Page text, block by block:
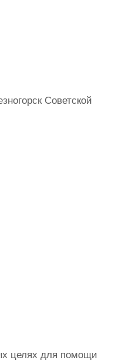
Советской
целях для помощи